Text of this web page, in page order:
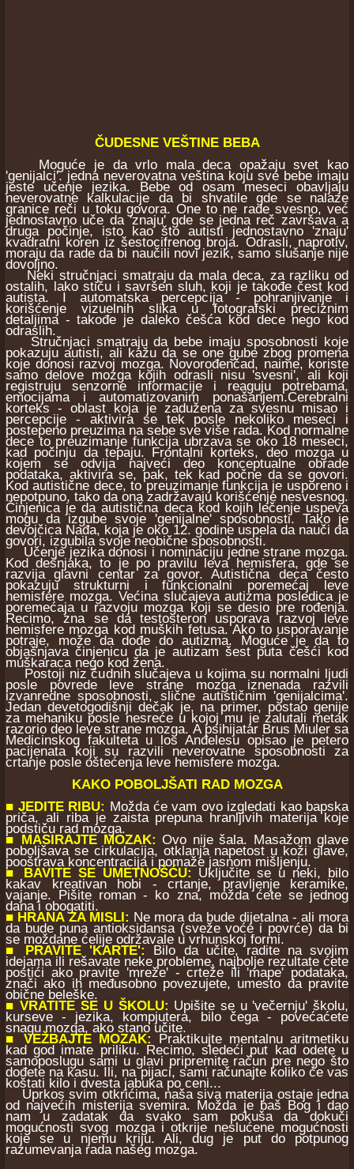
ČUDESNE VEŠTINE BEBA
Moguće je da vrlo mala deca opažaju svet kao
'genijalci'. jedna neverovatna veština koju sve bebe imaju
jeste učenje jezika. Bebe od osam meseci obavljaju
neverovatne kalkulacije da bi shvatile gde se nalaze
granice reči u toku govora. One to ne rade svesno, već
jednostavno uče da 'znaju' gde se jedna reč završava a
druga počinje, isto kao što autisti jednostavno 'znaju'
kvadratni koren iz šestocifrenog broja. Odrasli, naprotiv,
moraju da rade da bi naučili novi jezik, samo slušanje nije
dovoljno.
Neki stručnjaci smatraju da mala deca, za razliku od
ostalih, lako stiču i savršen sluh, koji je takođe čest kod
autista. I automatska percepcija - pohranjivanje i
korišćenje vizuelnih slika u fotografski preciznim
detaljima - takođe je daleko češća kod dece nego kod
odraslih.
Stručnjaci smatraju da bebe imaju sposobnosti koje
pokazuju autisti, ali kažu da se one gube zbog promena
koje donosi razvoj mozga. Novorođenčad, naime, koriste
samo delove mozga kojih odrasli nisu 'svesni', ali koji
registruju senzorne informacije i reaguju potrebama,
emocijama i automatizovanim ponašanjem.Cerebralni
korteks - oblast koja je zadužena za svesnu misao i
percepcije - aktivira se tek posle nekoliko meseci i
postepeno preuzima na sebe sve više rada. Kod normalne
dece to preuzimanje funkcija ubrzava se oko 18 meseci,
kad počinju da tepaju. Frontalni korteks, deo mozga u
kojem se odvija najveći deo konceptualne obrade
podataka, aktivira se, pak, tek kad počne da se govori.
Kod autistične dece, to preuzimanje funkcija je usporeno i
nepotpuno, tako da ona zadržavaju korišćenje nesvesnog.
Činjenica je da autistična deca kod kojih lečenje uspeva
mogu da izgube svoje 'genijalne' sposobnosti. Tako je
devojčica Nađa, koja je oko 12. godine uspela da nauči da
govori, izgubila svoje neobične sposobnosti.
Učenje jezika donosi i nominaciju jedne strane mozga.
Kod dešnjaka, to je po pravilu leva hemisfera, gde se
razvija glavni centar za govor. Autistična deca često
pokazuju strukturni i funkcionalni poremećaj leve
hemisfere mozga. Većina slučajeva autizma posledica je
poremećaja u razvoju mozga koji se desio pre rođenja.
Recimo, zna se da testosteron usporava razvoj leve
hemisfere mozga kod muških fetusa. Ako to usporavanje
potraje, može da dođe do autizma. Moguće je da to
objašnjava činjenicu da je autizam šest puta češći kod
muškaraca nego kod žena.
Postoji niz čudnih slučajeva u kojima su normalni ljudi
posle povrede leve strane mozga iznenada razvili
izvanredne sposobnosti, slične autističnim 'genijalcima'.
Jedan devetogodišnji dečak je, na primer, postao genije
za mehaniku posle nesreće u kojoj mu je zalutali metak
razorio deo leve strane mozga. A psihijatar Brus Miuler sa
Medicinskog fakulteta u los Anđelesu opisao je petero
pacijenata koji su razvili neverovatne sposobnosti za
crtanje posle oštećenja leve hemisfere mozga.
KAKO POBOLJŠATI RAD MOZGA
■ JEDITE RIBU: Možda će vam ovo izgledati kao bapska
priča, ali riba je zaista prepuna hranljivih materija koje
podstiču rad mozga.
■ MASIRAJTE MOZAK: Ovo nije šala. Masažom glave
poboljšava se cirkulacija, otklanja napetost u koži glave,
pooštrava koncentracija i pomaže jasnom mišljenju.
■ BAVITE SE UMETNOŠĆU: Uključite se u neki, bilo
kakav kreativan hobi - crtanje, pravljenje keramike,
vajanje. Pišite roman - ko zna, možda ćete se jednog
dana i obogatiti.
■ HRANA ZA MISLI: Ne mora da bude dijetalna - ali mora
da bude puna antioksidansa (sveže voće i povrće) da bi
se moždane ćelije održavale u vrhunskoj formi.
■ PRAVITE 'KARTE': Bilo da učite, radite na svojim
idejama ili rešavate neke probleme, najbolje rezultate ćete
postići ako pravite 'mreže' - crteže ili 'mape' podataka,
znači ako ih međusobno povezujete, umesto da pravite
obične beleške.
■ VRATITE SE U ŠKOLU: Upišite se u 'večernju' školu,
kurseve - jezika, kompjutera, bilo čega - povećaćete
snagu mozga, ako stano učite.
■ VEŽBAJTE MOZAK: Praktikujte mentalnu aritmetiku
kad god imate priliku. Recimo, sledeći put kad odete u
samoposlugu sami u glavi pripremite račun pre nego što
dođete na kasu. Ili, na pijaci, sami računajte koliko će vas
koštati kilo i dvesta jabuka po ceni...
Uprkos svim otkrićima, naša siva materija ostaje jedna
od najvećih misterija svemira. Možda je baš Bog i dao
nam u zadatak da svako sam pokuša da dokuči
mogućnosti svog mozga i otkrije neslućene mogućnosti
koje se u njemu kriju. Ali, dug je put do potpunog
razumevanja rada našeg mozga.